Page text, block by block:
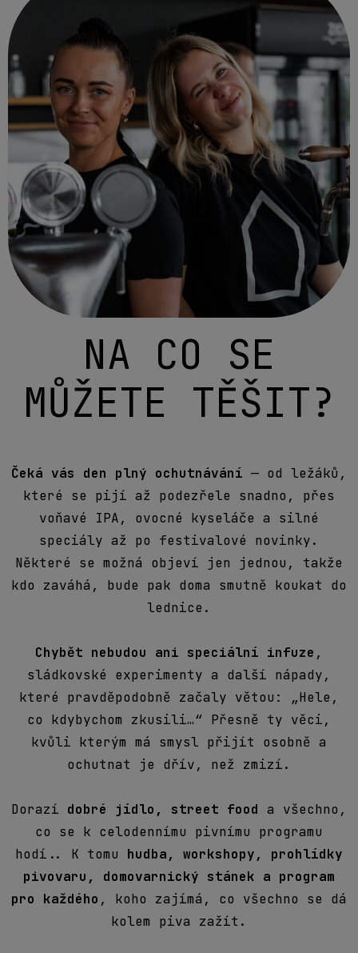
NA CO SE
MŮŽETE TĚŠIT?
Čeká vás den plný ochutnávání — od ležáků,
které se pijí až podezřele snadno, přes
voňavé IPA, ovocné kyseláče a silné
speciály až po festivalové novinky.
Některé se možná objeví jen jednou, takže
kdo zaváhá, bude pak doma smutně koukat do
lednice.
Chybět nebudou ani speciální infuze ,
sládkovské experimenty a další nápady,
které pravděpodobně začaly větou: „Hele,
co kdybychom zkusili…“ Přesně ty věci,
kvůli kterým má smysl přijít osobně a
ochutnat je dřív, než zmizí.
Dorazí dobré jídlo, street food a všechno,
co se k celodennímu pivnímu programu
hodí.. K tomu hudba, workshopy, prohlídky
pivovaru, domovarnický stánek a program
pro každého , koho zajímá, co všechno se dá
kolem piva zažít.